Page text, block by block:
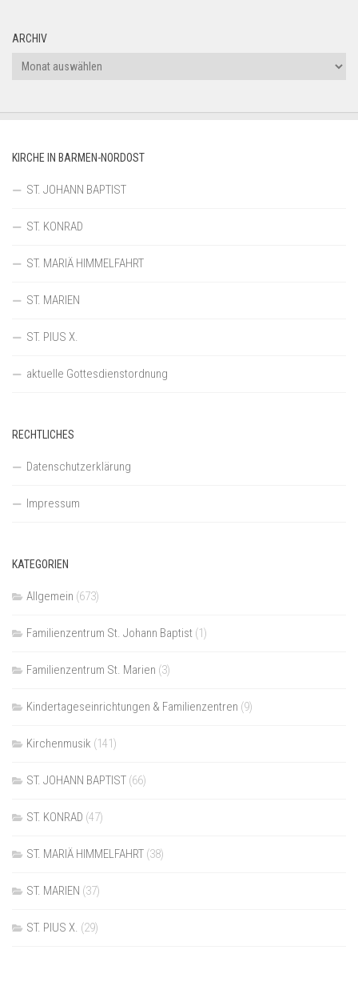
ARCHIV
Archiv
KIRCHE IN BARMEN-NORDOST
ST. JOHANN BAPTIST
ST. KONRAD
ST. MARIÄ HIMMELFAHRT
ST. MARIEN
ST. PIUS X.
aktuelle Gottesdienstordnung
RECHTLICHES
Datenschutzerklärung
Impressum
KATEGORIEN
Allgemein (673)
Familienzentrum St. Johann Baptist (1)
Familienzentrum St. Marien (3)
Kindertageseinrichtungen & Familienzentren (9)
Kirchenmusik (141)
ST. JOHANN BAPTIST (66)
ST. KONRAD (47)
ST. MARIÄ HIMMELFAHRT (38)
ST. MARIEN (37)
ST. PIUS X. (29)